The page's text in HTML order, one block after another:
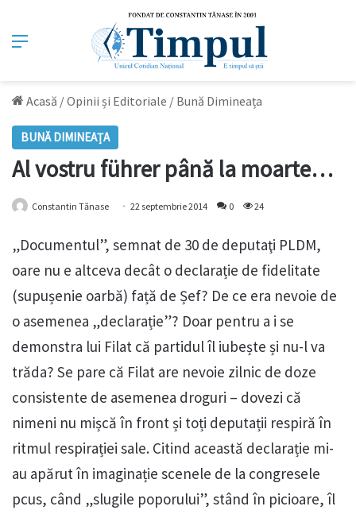
Meniu
Acasă /Opinii și Editoriale / Bună Dimineața
BUNĂ DIMINEAȚA
Al vostru führer până la moarte…
Constantin Tănase 22 septembrie 2014 0 24
„Documentul”, semnat de 30 de deputaţi PLDM,
oare nu e altceva decât o declarație de fidelitate
(supușenie oarbă) față de Șef? De ce era nevoie de
o asemenea „declarație”? Doar pentru a i se
demonstra lui Filat că partidul îl iubește și nu-l va
trăda? Se pare că Filat are nevoie zilnic de doze
consistente de asemenea droguri – dovezi că
nimeni nu mișcă în front și toți deputații respiră în
ritmul respirației sale. Citind această declarație mi-
au apărut în imaginație scenele de la congresele
pcus, când „slugile poporului”, stând în picioare, îl